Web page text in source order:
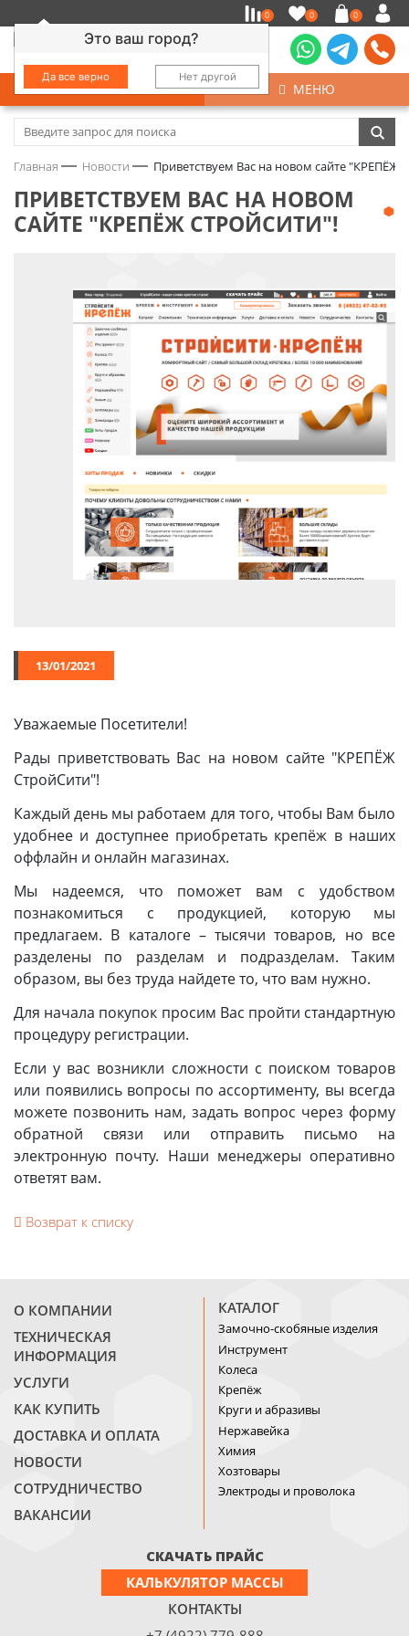
Это ваш город?
Да все верно Нет другой
0 0 0
КАТАЛОГ МЕНЮ
Замочно-скобяные изделия
Колеса
Круги и абразивы
Нержавейка
Электроды и проволока
Главная Новости Приветствуем Вас на новом сайте "КРЕПЁЖ
ПРИВЕТСТВУЕМ ВАС НА НОВОМ
САЙТЕ "КРЕПЁЖ СТРОЙСИТИ"!
13/01/2021
Уважаемые Посетители!
Рады приветствовать Вас на новом сайте "КРЕПЁЖ
СтройСити"!
Каждый день мы работаем для того, чтобы Вам было
удобнее и доступнее приобретать крепёж в наших
оффлайн и онлайн магазинах.
Мы надеемся, что поможет вам с удобством
познакомиться с продукцией, которую мы
предлагаем. В каталоге – тысячи товаров, но все
разделены по разделам и подразделам. Таким
образом, вы без труда найдете то, что вам нужно.
Для начала покупок просим Вас пройти стандартную
процедуру регистрации.
Если у вас возникли сложности с поиском товаров
или появились вопросы по ассортименту, вы всегда
можете позвонить нам, задать вопрос через форму
обратной связи или отправить письмо на
электронную почту. Наши менеджеры оперативно
ответят вам.
Возврат к списку
О КОМПАНИИ
ТЕХНИЧЕСКАЯ
ИНФОРМАЦИЯ
УСЛУГИ
КАК КУПИТЬ
ДОСТАВКА И ОПЛАТА
НОВОСТИ
СОТРУДНИЧЕСТВО
ВАКАНСИИ
КАТАЛОГ
Замочно-скобяные изделия
Инструмент
Колеса
Крепёж
Круги и абразивы
Нержавейка
Химия
Хозтовары
Электроды и проволока
СКАЧАТЬ ПРАЙС
КАЛЬКУЛЯТОР МАССЫ
КОНТАКТЫ